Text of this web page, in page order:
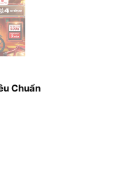
Chuẩn